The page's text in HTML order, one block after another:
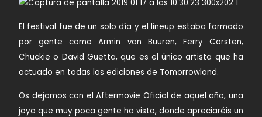
El festival fue de un solo día y el lineup estaba formado
por gente como Armin van Buuren, Ferry Corsten,
Chuckie o David Guetta, que es el único artista que ha
actuado en todas las ediciones de Tomorrowland.
Os dejamos con el Aftermovie Oficial de aquel año, una
joya que muy poca gente ha visto, donde apreciaréis un